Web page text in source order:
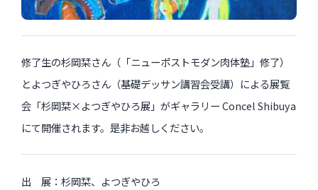
オープン講座
過去のイベント・オープン講座・展覧会
過去のイベント
過去のオープン講座
過去の展覧会
修了生の杉岡栞さん（「ニューポストモダン肉体塾」修了）
とよつぎやひろさん（基礎デッサン講習会受講）による展覧
会「杉岡栞×よつぎやひろ展」がギャラリー Concel Shibuya
にて開催されます。是非お越しください。
出 展：杉岡栞、よつぎやひろ